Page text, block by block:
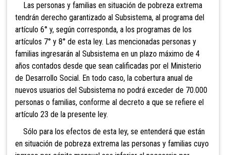
Las personas y familias en situación de pobreza extrema
tendrán derecho garantizado al Subsistema, al programa del
artículo 6° y, según corresponda, a los programas de los
artículos 7° y 8° de esta ley. Las mencionadas personas y
familias ingresarán al Subsistema en un plazo máximo de 4
años contados desde que sean calificadas por el Ministerio
de Desarrollo Social. En todo caso, la cobertura anual de
nuevos usuarios del Subsistema no podrá exceder de 70.000
personas o familias, conforme al decreto a que se refiere el
artículo 23 de la presente ley.
Sólo para los efectos de esta ley, se entenderá que están
en situación de pobreza extrema las personas y familias cuyo